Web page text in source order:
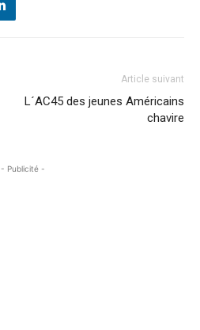
Article suivant
L´AC45 des jeunes Américains
chavire
- Publicité -